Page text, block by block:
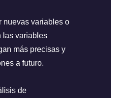
nuevas variables o
las variables
más precisas y
a futuro.
de
función de base radial
usados para
y Co-
largo del tiempo y en